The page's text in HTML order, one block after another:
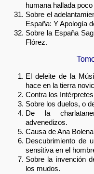
humana hallada
Sobre el
España: Y Apología
Sobre la España
Flórez.
El deleite de la
hace en la tierra
Contra los
Sobre los duelos, o
De la
advenedizos.
Causa de Ana
Descubrimiento de
sensitiva en el
Sobre la invención
los mudos.